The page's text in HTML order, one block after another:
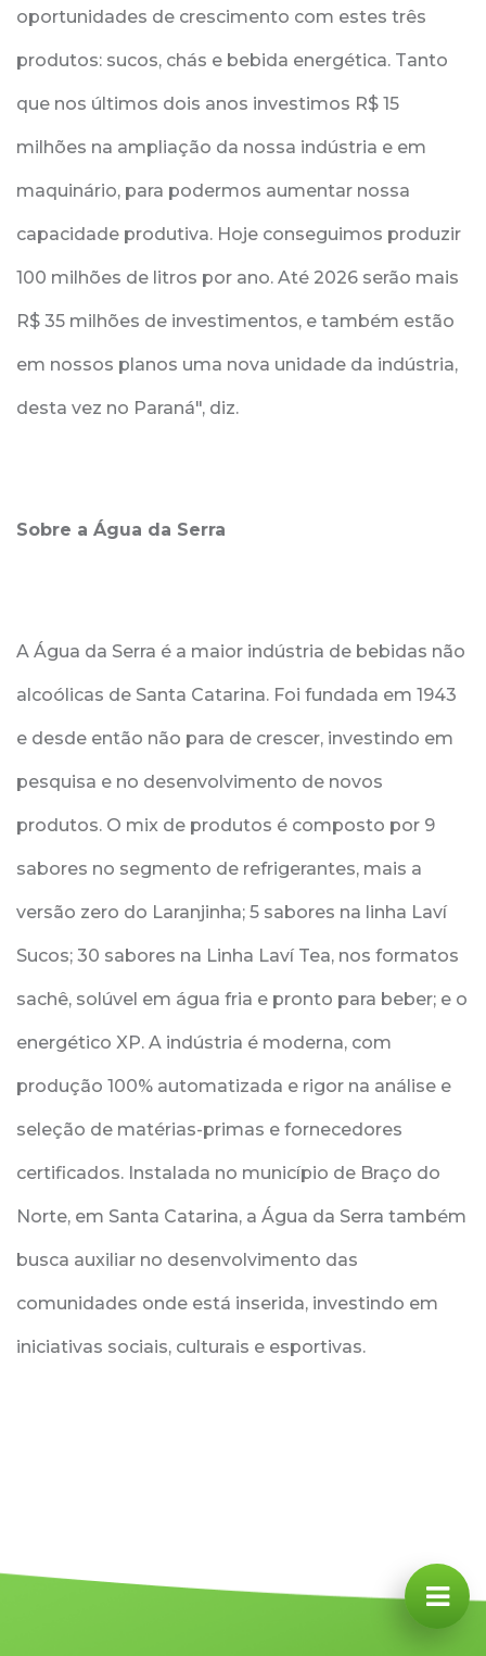
oportunidades de crescimento com estes três
produtos: sucos, chás e bebida energética. Tanto
que nos últimos dois anos investimos R$ 15
milhões na ampliação da nossa indústria e em
maquinário, para podermos aumentar nossa
capacidade produtiva. Hoje conseguimos produzir
100 milhões de litros por ano. Até 2026 serão mais
R$ 35 milhões de investimentos, e também estão
em nossos planos uma nova unidade da indústria,
desta vez no Paraná", diz.
Sobre a Água da Serra
A Água da Serra é a maior indústria de bebidas não
alcoólicas de Santa Catarina. Foi fundada em 1943
e desde então não para de crescer, investindo em
pesquisa e no desenvolvimento de novos
produtos. O mix de produtos é composto por 9
sabores no segmento de refrigerantes, mais a
versão zero do Laranjinha; 5 sabores na linha Laví
Sucos; 30 sabores na Linha Laví Tea, nos formatos
sachê, solúvel em água fria e pronto para beber; e o
energético XP. A indústria é moderna, com
produção 100% automatizada e rigor na análise e
seleção de matérias-primas e fornecedores
certificados. Instalada no município de Braço do
Norte, em Santa Catarina, a Água da Serra também
busca auxiliar no desenvolvimento das
comunidades onde está inserida, investindo em
iniciativas sociais, culturais e esportivas.